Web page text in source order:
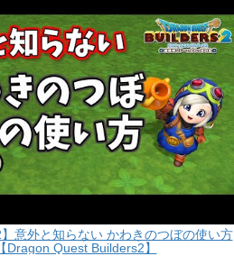
】意外と知らない かわきのつぼの使い方
【Dragon Quest Builders2】